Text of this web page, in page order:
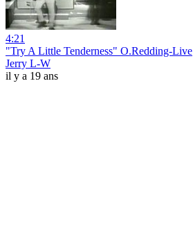
4:21
"Try A Little Tenderness" O.Redding-Live
Jerry L-W
il y a 19 ans